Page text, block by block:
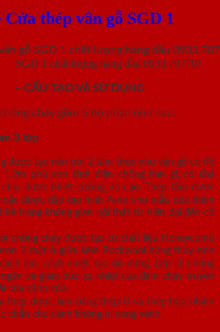
thép vân gỗ SGD 1
SGD 1 chất lượng hàng đầu 0933.707707
– CẤU TẠO VÀ SỬ DỤNG
cháy gồm 5 bộ phận như sau:
3 lớp
được tạo nên bởi 2 tấm thép phủ vân gỗ có độ
phủ sơn tĩnh điện chống han gỉ, có khả
chịu được nhiệt cường độ cao. Thép tấm được
được dập tạo hình Pano cho mẫu cửa thêm
kế trong không gian nội thất từ hiện đại đến cổ
chống cháy được tạo từ chất liệu Honeycomb
2 mặt ở giữa kèm Rockwool bông thủy tinh
âm, cách nhiệt, tạo độ cứng. Lớp lõi chống
và giảm bức xạ nhiệt của đám cháy truyền
của cánh cửa.
thép được làm bằng thép U và thép hộp nhằm
chắn cho cánh không bị cong vênh.